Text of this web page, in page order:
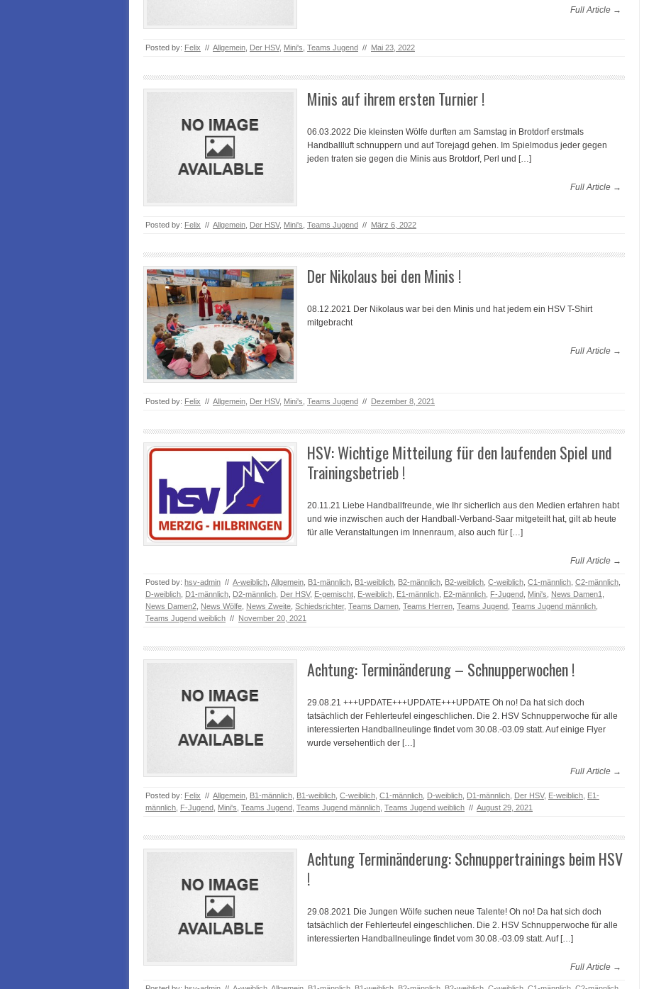
Full Article →
Posted by: Felix // Allgemein Der HSV, Mini's Teams Jugend // Mai 23, 2022
Minis auf ihrem ersten Turnier !
06.03.2022 Die kleinsten Wölfe durften am Samstag in Brotdorf erstmals
Handballluft schnuppern und auf Torejagd gehen. Im Spielmodus jeder gegen
jeden traten sie gegen die Minis aus Brotdorf, Perl und […]
Full Article →
Posted by: Felix // Allgemein Der HSV, Mini's Teams Jugend // März 6, 2022
Der Nikolaus bei den Minis !
08.12.2021 Der Nikolaus war bei den Minis und hat jedem ein HSV T-Shirt
mitgebracht
Full Article →
Posted by: Felix // Allgemein Der HSV, Mini's Teams Jugend // Dezember 8, 2021
HSV: Wichtige Mitteilung für den laufenden Spiel und
Trainingsbetrieb !
20.11.21 Liebe Handballfreunde, wie Ihr sicherlich aus den Medien erfahren habt
und wie inzwischen auch der Handball-Verband-Saar mitgeteilt hat, gilt ab heute
für alle Veranstaltungen im Innenraum, also auch für […]
Full Article →
Posted by: hsv-admin // A-weiblich Allgemein B1-männlich B1-weiblich B2-männlich B2-weiblich C-weiblich C1-männlich C2-männlich
D-weiblich D1-männlich D2-männlich Der HSV, E-gemischt E-weiblich E1-männlich E2-männlich F-Jugend Mini's News Damen1
News Damen2 News Wölfe News Zweite Schiedsrichter, Teams Damen Teams Herren Teams Jugend Teams Jugend männlich
Teams Jugend weiblich // November 20, 2021
Achtung: Terminänderung – Schnupperwochen !
29.08.21 +++UPDATE+++UPDATE+++UPDATE Oh no! Da hat sich doch
tatsächlich der Fehlerteufel eingeschlichen. Die 2. HSV Schnupperwoche für alle
interessierten Handballneulinge findet vom 30.08.-03.09 statt. Auf einige Flyer
wurde versehentlich der […]
Full Article →
Posted by: Felix // Allgemein B1-männlich B1-weiblich C-weiblich C1-männlich D-weiblich D1-männlich Der HSV, E-weiblich E1-
männlich F-Jugend Mini's Teams Jugend Teams Jugend männlich Teams Jugend weiblich // August 29, 2021
Achtung Terminänderung: Schnuppertrainings beim HSV
!
29.08.2021 Die Jungen Wölfe suchen neue Talente! Oh no! Da hat sich doch
tatsächlich der Fehlerteufel eingeschlichen. Die 2. HSV Schnupperwoche für alle
interessierten Handballneulinge findet vom 30.08.-03.09 statt. Auf […]
Full Article →